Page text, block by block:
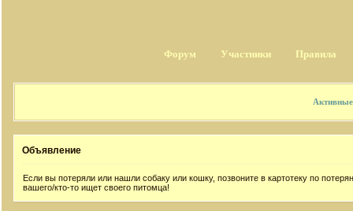
Форум Участники Правила
Объявление
Если вы потеряли или нашли собаку или кошку, позвоните в картотеку по
вашего/кто-то ищет своего питомца!